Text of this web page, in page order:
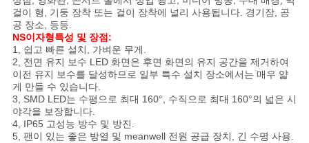
정
책
걸이 형, 기둥 장착 또는 걸이 장착에 널리 사용됩니다. 경기장, 공
공 장소, 등등.
NS이자형특성 및 장점 :
1, 쉽고 빠른 설치, 가벼운 무게.
2, 전면 유지 보수 LED 화면은 후면 화면의 유지 공간을 제거하여
이전 유지 보수를 달성하므로 일부 특수 설치 장소에서는 매우 얇
게 만들 수 있습니다.
3, SMD LED는 수평으로 최대 160°, 수직으로 최대 160°의 넓은 시
야각을 보장합니다.
4, IP65 고성능 방수 및 방진.
5, 팬이 있는 좋은 방열 및 meanwell 전원 공급 장치, 긴 수명 사용.